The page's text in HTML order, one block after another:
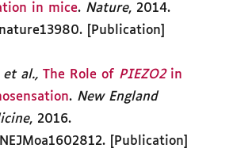
in mice. Nature, 2014.
[Publication]
et al., The Role of PIEZO2in
. New England
, 2016.
[Publication]